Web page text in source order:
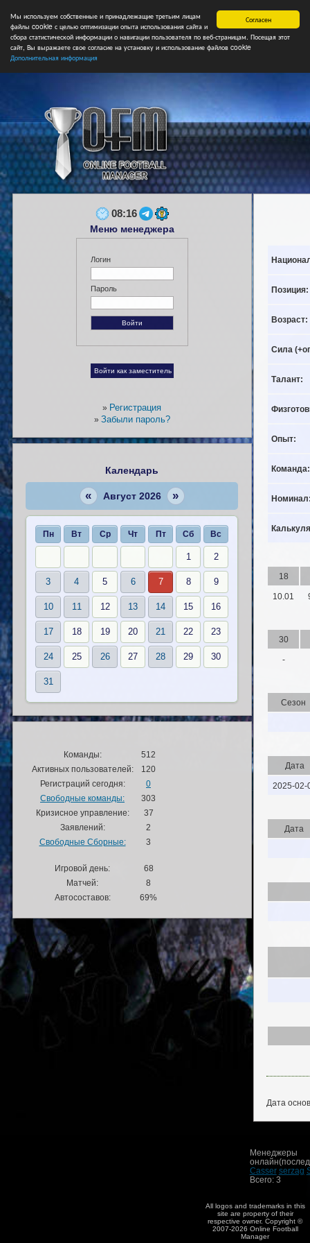
Согласен
Мы используем собственные и принадлежащие третьим лицам
файлы cookie с целью оптимизации опыта использования сайта и
сбора статистической информации о навигации пользователя по веб-страницам. Посещая этот
сайт, Вы выражаете свое согласие на установку и использование файлов cookie
Дополнительная информация
Главная Форум Турниры Сборные НФ Свободные
Позиция:
Возраст:
Сила
Талант:
Опыт:
Команда:
18
10.01
30
-
Сезон
Дата
2025-02-
Дата
Дата
08:16
Меню менеджера
Логин
Пароль
» Регистрация
» Забыли пароль?
Календарь
« Август 2026 »
Пн Вт Ср Чт Пт Сб Вс
1 2
3 4 5 6 7 8 9
10 11 12 13 14 15 16
17 18 19 20 21 22 23
24 25 26 27 28 29 30
31
Команды:
512
Активных пользователей:
120
Регистраций сегодня:
0
Свободные команды:
303
Кризисное управление:
37
Заявлений:
2
Свободные Сборные:
3
Игровой день:
68
Матчей:
8
Автосоставов:
69%
Менеджеры
Casser serzag
Всего: 3
All logos and trademarks in this
site are property of their
respective owner. Copyright ©
2007-2026 Online Football
Manager